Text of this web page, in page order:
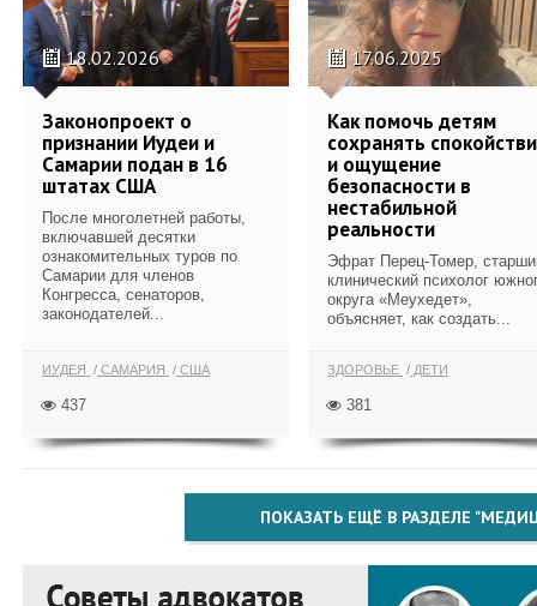
18.02.2026
Законопроект о
признании Иудеи и
Самарии подан в 16
штатах США
После многолетней работы,
включавшей десятки
ознакомительных туров по
Самарии для членов
Конгресса, сенаторов,
законодателей...
ИУДЕЯ САМАРИЯ США
437
17.06.2025
Как помочь детям
сохранять
и ощущение
безопасности в
нестабильной
реальности
Эфрат Перец-Томер,
клинический психолог
округа «Меухедет»,
объясняет, как создать...
ЗДОРОВЬЕ ДЕТИ
381
ПОКАЗАТЬ ЕЩЁ В РАЗДЕЛЕ